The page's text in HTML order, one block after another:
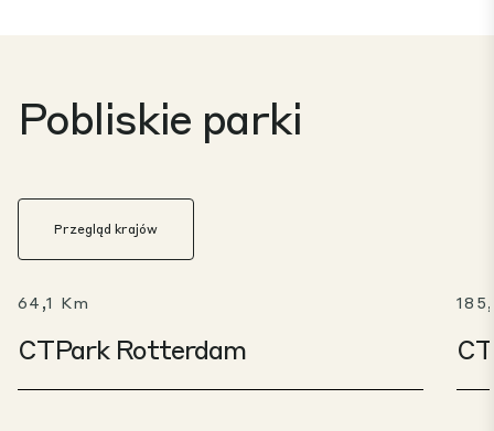
Pobliskie parki
Przegląd krajów
64,1 Km
CTPark Rotterdam